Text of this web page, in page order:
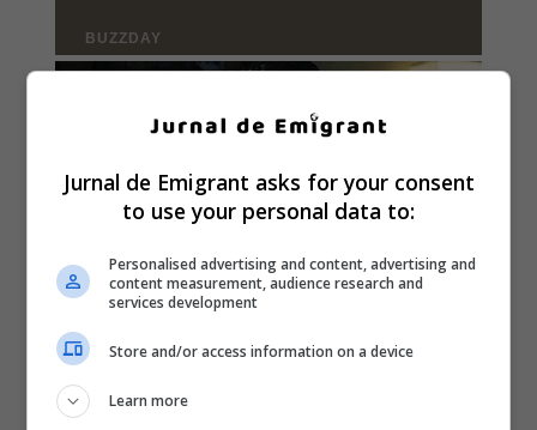
Jurnal de Emigrant asks for your consent
to use your personal data to:
Personalised advertising and content, advertising and
content measurement, audience research and
services development
Store and/or access information on a device
Learn more